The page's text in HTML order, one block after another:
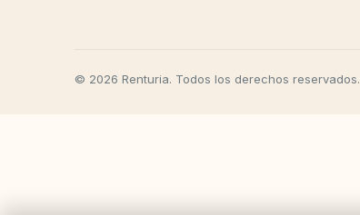
© 2026 Renturia. Todos los derechos reservados.